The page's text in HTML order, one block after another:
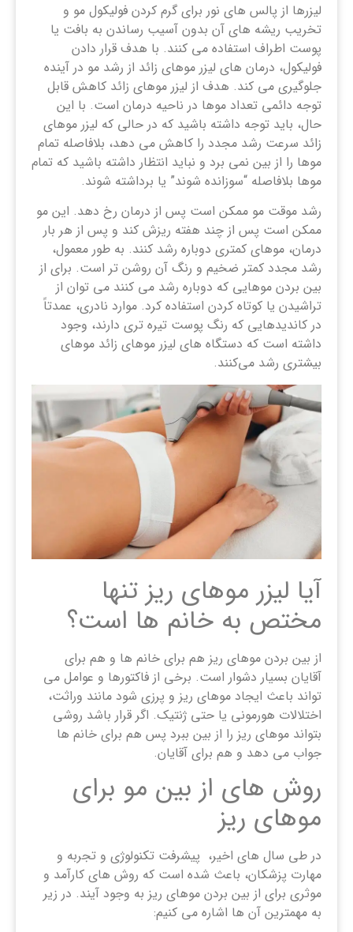
لیزرها از پالس های نور برای گرم کردن فولیکول مو و
تخریب ریشه های آن بدون آسیب رساندن به بافت یا
پوست اطراف استفاده می کنند. با هدف قرار دادن
فولیکول، درمان های لیزر موهای زائد از رشد مو در آینده
جلوگیری می کند. هدف از لیزر موهای زائد کاهش قابل
توجه دائمی تعداد موها در ناحیه درمان است. با این
حال، باید توجه داشته باشید که در حالی که لیزر موهای
زائد سرعت رشد مجدد را کاهش می دهد، بلافاصله تمام
موها را از بین نمی برد و نباید انتظار داشته باشید که تمام
موها بلافاصله “سوزانده شوند” یا برداشته شوند.
رشد موقت مو ممکن است پس از درمان رخ دهد. این مو
ممکن است پس از چند هفته ریزش کند و پس از هر بار
درمان، موهای کمتری دوباره رشد کنند. به طور معمول،
رشد مجدد کمتر ضخیم و رنگ آن روشن تر است. برای از
بین بردن موهایی که دوباره رشد می کنند می توان از
تراشیدن یا کوتاه کردن استفاده کرد. موارد نادری، عمدتاً
در کاندیدهایی که رنگ پوست تیره‌ تری دارند، وجود
داشته است که دستگاه‌ های لیزر موهای زائد موهای
بیشتری رشد می‌کنند.
آیا لیزر موهای ریز تنها
مختص به خانم ‌ها است؟
از بین بردن موهای ریز هم برای خانم ها و هم برای
آقایان بسیار دشوار است. برخی از فاکتورها و عوامل می
تواند باعث ایجاد موهای ریز و پرزی شود مانند وراثت،
اختلالات هورمونی یا حتی ژنتیک. اگر قرار باشد روشی
بتواند موهای ریز را از بین ببرد پس هم برای خانم ها
جواب می دهد و هم برای آقایان.
روش های از بین مو برای
موهای ریز
در طی سال های اخیر، پیشرفت تکنولوژی و تجربه و
مهارت پزشکان، باعث شده است که روش های کارآمد و
موثری برای از بین بردن موهای ریز به وجود آیند. در زیر
به مهمترین آن ها اشاره می کنیم: